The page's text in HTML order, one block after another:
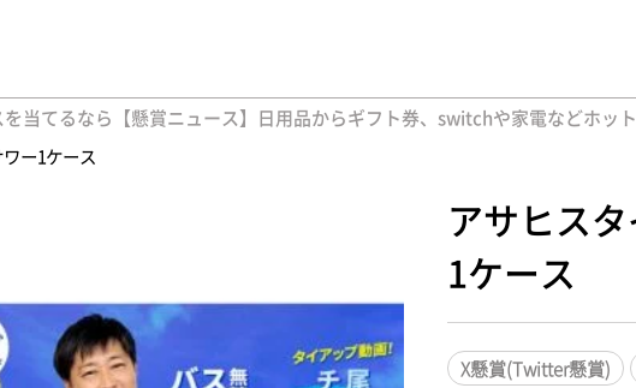
当てるなら【懸賞ニュース】日用品からギフト券、switchや家電などホッ
ー1ケース
アサヒス
1ケース
X懸賞(Twitter懸賞)